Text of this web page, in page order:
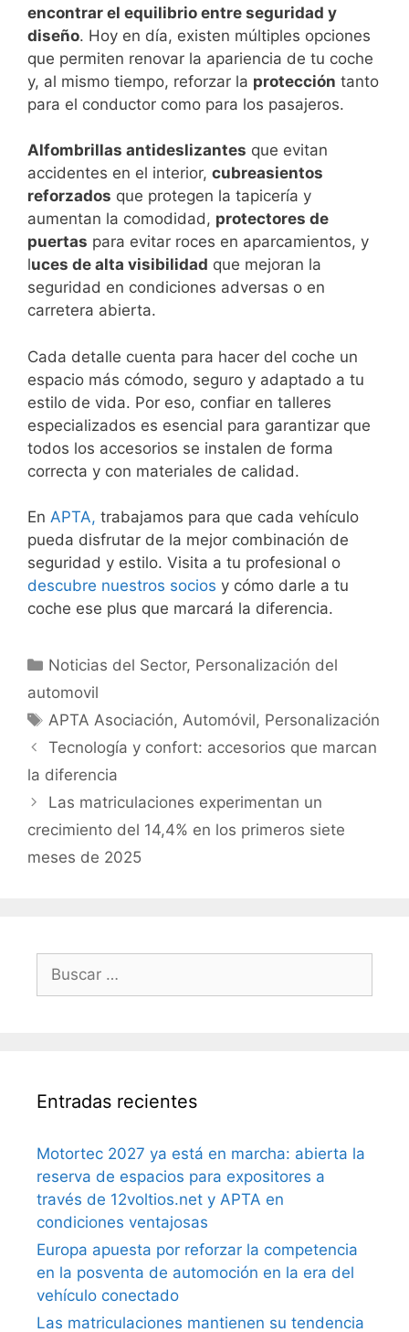
encontrar el equilibrio entre seguridad y
diseño. Hoy en día, existen múltiples opciones
que permiten renovar la apariencia de tu coche
y, al mismo tiempo, reforzar la protección tanto
para el conductor como para los pasajeros.
Alfombrillas antideslizantes que evitan
accidentes en el interior, cubreasientos
reforzados que protegen la tapicería y
aumentan la comodidad, protectores de
puertas para evitar roces en aparcamientos, y
luces de alta visibilidad que mejoran la
seguridad en condiciones adversas o en
carretera abierta.
Cada detalle cuenta para hacer del coche un
espacio más cómodo, seguro y adaptado a tu
estilo de vida. Por eso, confiar en talleres
especializados es esencial para garantizar que
todos los accesorios se instalen de forma
correcta y con materiales de calidad.
En APTA, trabajamos para que cada vehículo
pueda disfrutar de la mejor combinación de
seguridad y estilo. Visita a tu profesional o
descubre nuestros socios y cómo darle a tu
coche ese plus que marcará la diferencia.
Noticias del Sector, Personalización del
automovil
APTA Asociación,Automóvil, Personalización
Tecnología y confort: accesorios que marcan
la diferencia
Las matriculaciones experimentan un
crecimiento del 14,4% en los primeros siete
meses de 2025
Entradas recientes
Motortec 2027 ya está en marcha: abierta la
reserva de espacios para expositores a
través de 12voltios.net y APTA en
condiciones ventajosas
Europa apuesta por reforzar la competencia
en la posventa de automoción en la era del
vehículo conectado
Las matriculaciones mantienen su tendencia